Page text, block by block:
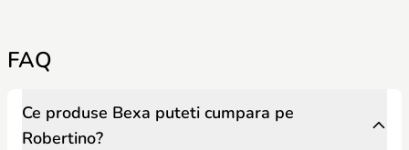
FAQ
Ce produse Bexa puteti cumpara pe
Robertino?